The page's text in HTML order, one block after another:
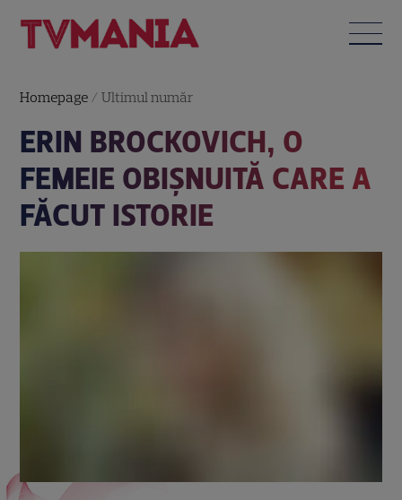
Homepage /Ultimul număr
ERIN BROCKOVICH, O
FEMEIE OBIŞNUITĂ CARE A
FĂCUT ISTORIE